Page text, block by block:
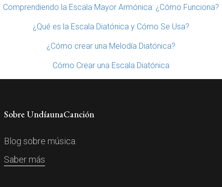
Comprendiendo la Escala Mayor Armónica: ¿Cómo Funciona?
¿Qué es la Escala Diatónica y Cómo Se Usa?
¿Cómo crear una Melodía Diatónica?
Cómo Crear una Escala Diatónica
Sobre UndíaunaCanción
Blog sobre música.
Saber más